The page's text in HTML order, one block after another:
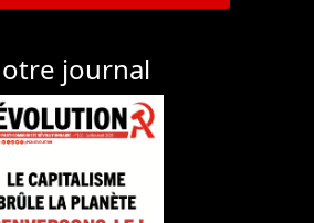
journal